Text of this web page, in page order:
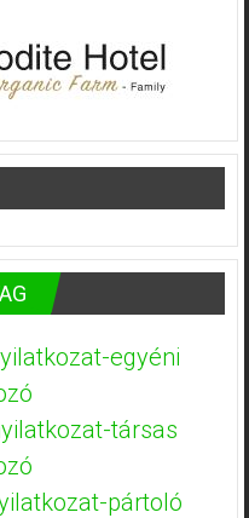
egyéni
társas
pártoló